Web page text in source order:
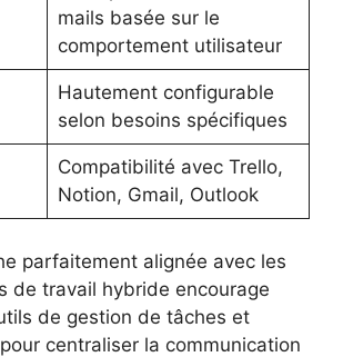
mails basée sur le
comportement utilisateur
Hautement configurable
selon besoins spécifiques
Compatibilité avec Trello,
Notion, Gmail, Outlook
parfaitement alignée avec les
de travail hybride encourage
de gestion de tâches et
centraliser la communication